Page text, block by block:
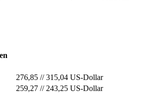
276,85 //315,04 US-Dollar
259,27 //243,25 US-Dollar